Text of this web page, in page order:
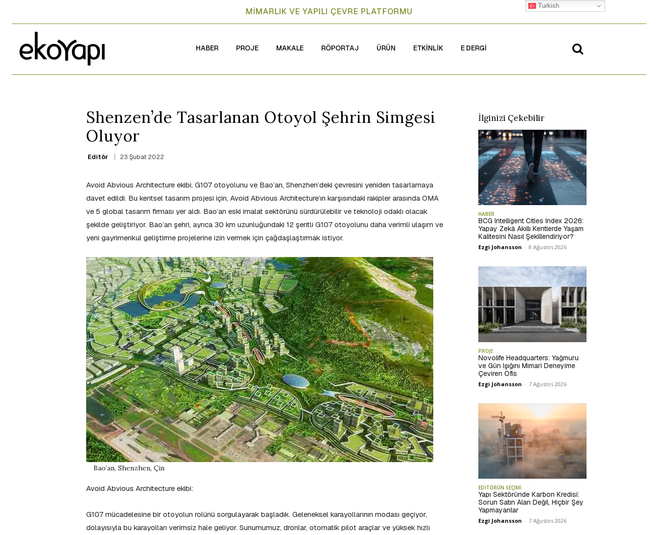
MİMARLIK VE YAPILI ÇEVRE PLATFORMU
HABER PROJE MAKALE RÖPORTAJ ÜRÜN ETKİNLİK E DERGİ
Shenzen’de Tasarlanan Otoyol Şehrin Simgesi
Oluyor
Editör 23 Şubat 2022
Avoid Abvious Architecture ekibi, G107 otoyolunu ve Bao’an, Shenzhen’deki çevresini yeniden tasarlamaya
davet edildi. Bu kentsel tasarım projesi için, Avoid Abvious Architecture’ın karşısındaki rakipler arasında OMA
ve 5 global tasarım firması yer aldı. Bao’an eski imalat sektörünü sürdürülebilir ve teknoloji odaklı olacak
şekilde geliştiriyor. Bao’an şehri, ayrıca 30 km uzunluğundaki 12 şeritli G107 otoyolunu daha verimli ulaşım ve
yeni gayrimenkul geliştirme projelerine izin vermek için çağdaşlaştırmak istiyor.
Bao’an, Shenzhen, Çin
Avoid Abvious Architecture ekibi:
G107 mücadelesine bir otoyolun rolünü sorgulayarak başladık. Geleneksel karayollarının modası geçiyor,
dolayısıyla bu karayolları verimsiz hale geliyor. Sunumumuz, dronlar, otomatik pilot araçlar ve yüksek hızlı
İlginizi Çekebilir
HABER
BCG Intelligent Cities Index 2026:
Yapay Zekâ Akıllı Kentlerde Yaşam
Kalitesini Nasıl Şekillendiriyor?
Ezgi Johansson - 8 Ağustos 2026
PROJE
Novolife Headquarters: Yağmuru
ve Gün Işığını Mimari Deneyime
Çeviren Ofis
Ezgi Johansson - 7 Ağustos 2026
EDİTÖRÜN SEÇİMİ
Yapı Sektöründe Karbon Kredisi:
Sorun Satın Alan Değil, Hiçbir Şey
Yapmayanlar
Ezgi Johansson - 7 Ağustos 2026
Turkish